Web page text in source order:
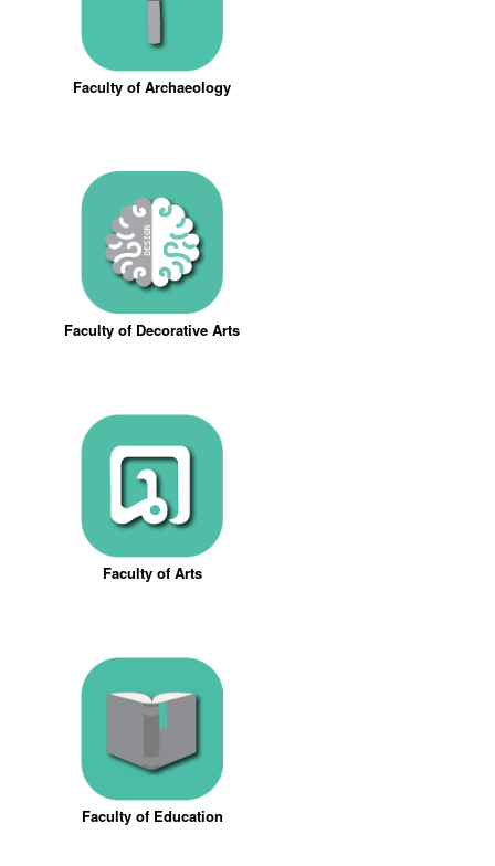
Faculty of Archaeology
Faculty of Decorative Arts
Faculty of Arts
Faculty of Education